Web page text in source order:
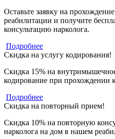
Оставьте заявку на
реабилитации и получите
консультацию нарколога.
Подробнее
Скидка на услугу кодирования!
Скидка 15% на
кодирование при прохождении
Подробнее
Скидка на повторный прием!
Скидка 10% на повторную
нарколога на дом в нашем